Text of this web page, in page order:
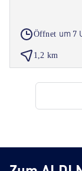
Öffnet um 7
1,2 km